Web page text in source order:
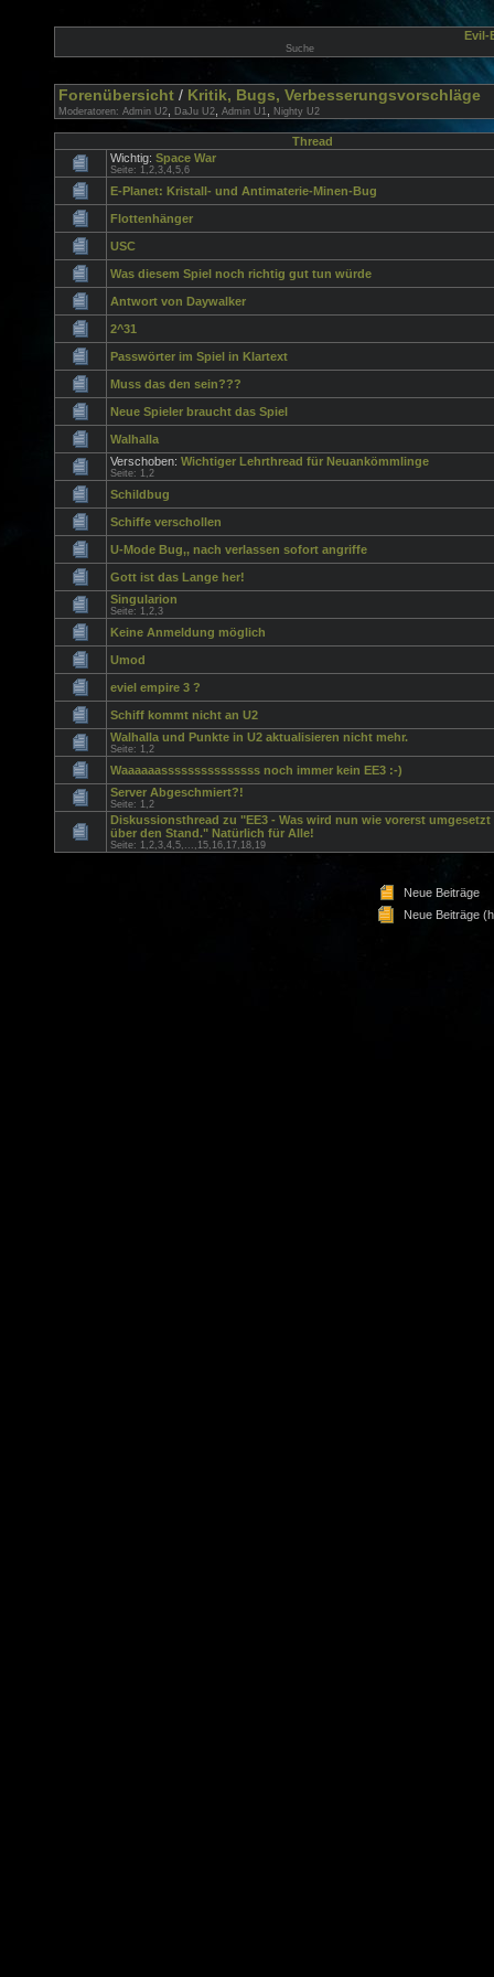
Evil-
Suche
Forenübersicht / Kritik, Bugs, Verbesserungsvorschläge
Moderatoren: Admin U2 DaJu U2 Admin U1 Nighty U2
Thread
Wichtig: Space War
Seite: 1,2,3,4,5,6
E-Planet: Kristall- und Antimaterie-Minen-Bug
Flottenhänger
USC
Was diesem Spiel noch richtig gut tun würde
Antwort von Daywalker
2^31
Passwörter im Spiel in Klartext
Muss das den sein???
Neue Spieler braucht das Spiel
Walhalla
Verschoben: Wichtiger Lehrthread für Neuankömmlinge
Seite: 1,2
Schildbug
Schiffe verschollen
U-Mode Bug,, nach verlassen sofort angriffe
Gott ist das Lange her!
Singularion
Seite: 1,2,3
Keine Anmeldung möglich
Umod
eviel empire 3 ?
Schiff kommt nicht an U2
Walhalla und Punkte in U2 aktualisieren nicht mehr.
Seite: 1,2
Waaaaaasssssssssssssss noch immer kein EE3 :-)
Server Abgeschmiert?!
Seite: 1,2
Diskussionsthread zu "EE3 - Was wird nun wie vorerst
über den Stand." Natürlich für Alle!
Seite: 1,2,3,4,5,... , 15, 16, 17, 18, 19
Neue Beiträge
Neue Beiträge